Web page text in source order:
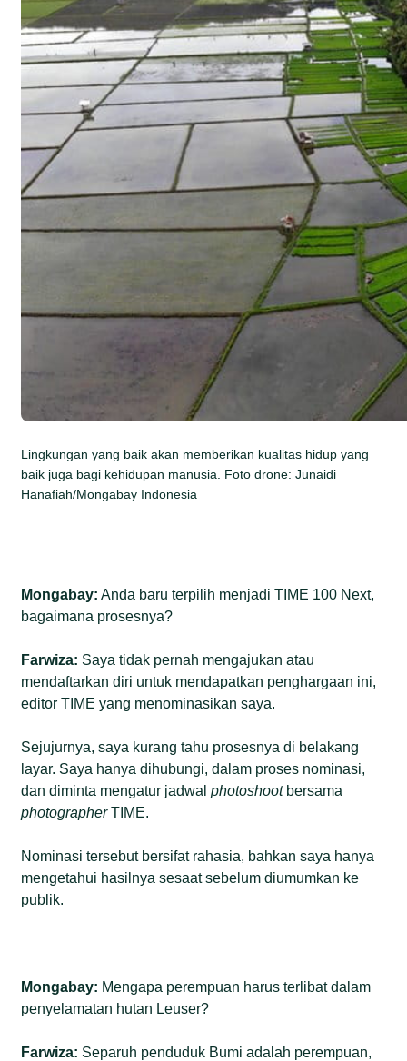
Lingkungan yang baik akan memberikan kualitas hidup yang
baik juga bagi kehidupan manusia. Foto drone: Junaidi
Hanafiah/Mongabay Indonesia
Mongabay: Anda baru terpilih menjadi TIME 100 Next,
bagaimana prosesnya?
Farwiza: Saya tidak pernah mengajukan atau
mendaftarkan diri untuk mendapatkan penghargaan ini,
editor TIME yang menominasikan saya.
Sejujurnya, saya kurang tahu prosesnya di belakang
layar. Saya hanya dihubungi, dalam proses nominasi,
dan diminta mengatur jadwalphotoshootbersama
photographerTIME.
Nominasi tersebut bersifat rahasia, bahkan saya hanya
mengetahui hasilnya sesaat sebelum diumumkan ke
publik.
Mongabay: Mengapa perempuan harus terlibat dalam
penyelamatan hutan Leuser?
Farwiza: Separuh penduduk Bumi adalah perempuan,